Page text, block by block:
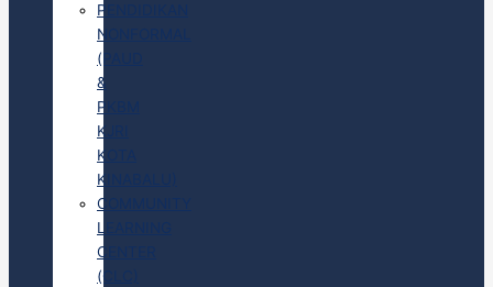
PENDIDIKAN
NONFORMAL
(PAUD
&
PKBM
KJRI
KOTA
KINABALU)
COMMUNITY
LEARNING
CENTER
(CLC)